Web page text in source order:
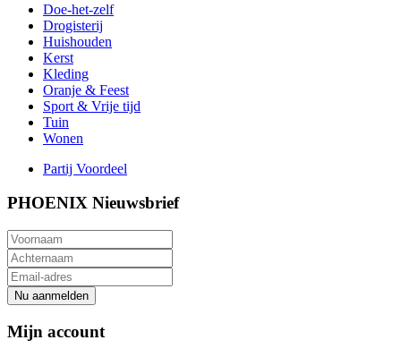
Doe-het-zelf
Drogisterij
Huishouden
Kerst
Kleding
Oranje & Feest
Sport & Vrije tijd
Tuin
Wonen
Partij Voordeel
PHOENIX Nieuwsbrief
Nu aanmelden
Mijn account